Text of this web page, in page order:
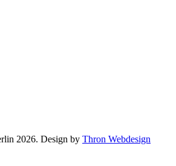
2026. Design by Thron Webdesign